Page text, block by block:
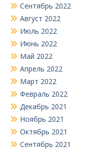
Сентябрь 2022
Август 2022
Июль 2022
Июнь 2022
Май 2022
Апрель 2022
Март 2022
Февраль 2022
Декабрь 2021
Ноябрь 2021
Октябрь 2021
Сентябрь 2021